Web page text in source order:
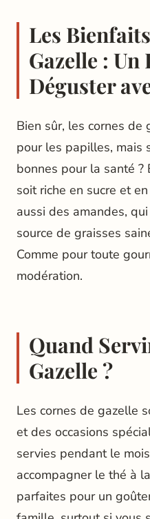
Les
Gazelle : Un
Déguster
Bien sûr, les cornes
pour les papilles, mais
bonnes pour la santé
soit riche en sucre et
aussi des amandes,
source de graisses
Comme pour toute
modération.
Quand
Gazelle ?
Les cornes de gazelle
et des occasions
servies pendant le
accompagner le thé à
parfaites pour un